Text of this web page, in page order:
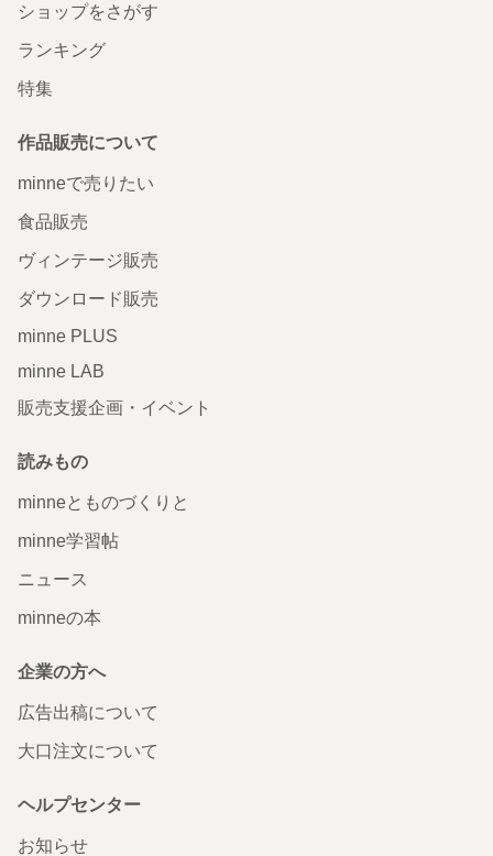
ショップをさがす
ランキング
特集
作品販売について
minneで売りたい
食品販売
ヴィンテージ販売
ダウンロード販売
minne PLUS
minne LAB
販売支援企画・イベント
読みもの
minneとものづくりと
minne学習帖
ニュース
minneの本
企業の方へ
広告出稿について
大口注文について
ヘルプセンター
お知らせ